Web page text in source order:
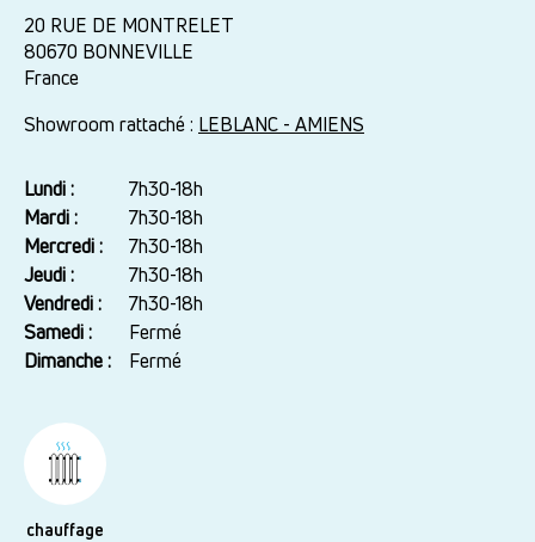
20 RUE DE MONTRELET
80670 BONNEVILLE
France
Showroom rattaché : LEBLANC - AMIENS
Jour
Plage
horaire
Lundi :
7h30-18h
Mardi :
7h30-18h
Mercredi :
7h30-18h
Jeudi :
7h30-18h
Vendredi :
7h30-18h
Samedi :
Fermé
Dimanche :
Fermé
chauffage